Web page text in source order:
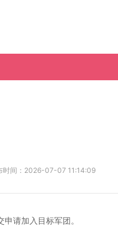
时间： 2026-07-07 11:14:09
请加入目标军团。